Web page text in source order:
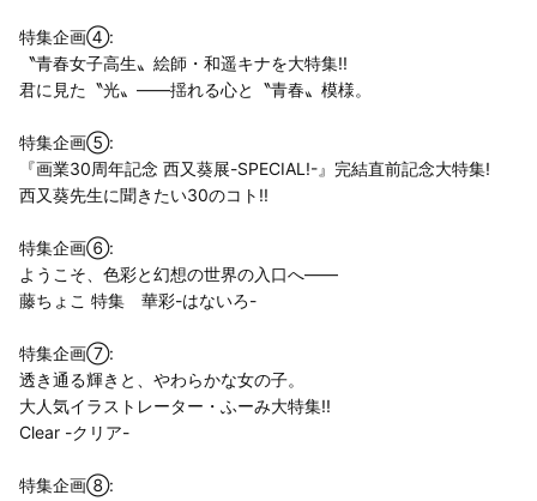
特集企画④:
〝青春女子高生〟絵師・和遥キナを大特集!!
君に見た〝光〟――揺れる心と〝青春〟模様。
特集企画⑤:
『画業30周年記念 西又葵展-SPECIAL!-』完結直前記念大特集!
西又葵先生に聞きたい30のコト!!
特集企画⑥:
ようこそ、色彩と幻想の世界の入口へ――
藤ちょこ 特集 華彩-はないろ-
特集企画⑦:
透き通る輝きと、やわらかな女の子。
大人気イラストレーター・ふーみ大特集!!
Clear -クリア-
特集企画⑧: